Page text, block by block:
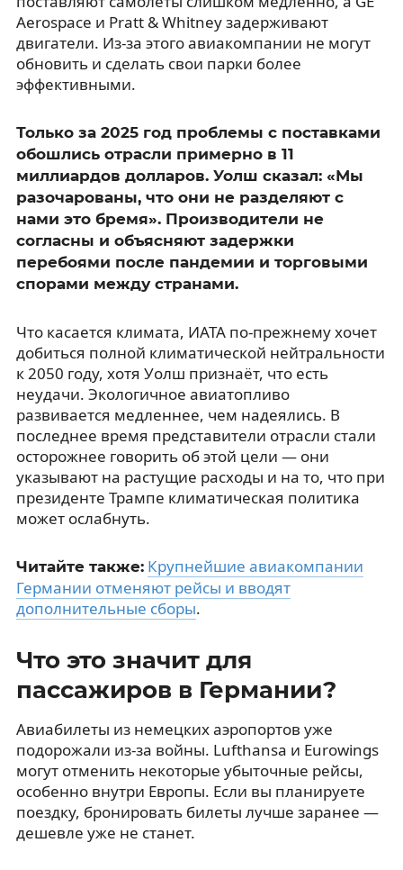
Aerospace и Pratt & Whitney задерживают
двигатели. Из-за этого авиакомпании не могут
обновить и сделать свои парки более
эффективными.
Только за 2025 год проблемы с поставками
обошлись отрасли примерно в 11
миллиардов долларов. Уолш сказал: «Мы
разочарованы, что они не разделяют с
нами это бремя». Производители не
согласны и объясняют задержки
перебоями после пандемии и торговыми
спорами между странами.
Что касается климата, ИАТА по-прежнему хочет
добиться полной климатической нейтральности
к 2050 году, хотя Уолш признаёт, что есть
неудачи. Экологичное авиатопливо
развивается медленнее, чем надеялись. В
последнее время представители отрасли стали
осторожнее говорить об этой цели — они
указывают на растущие расходы и на то, что при
президенте Трампе климатическая политика
может ослабнуть.
Читайте также: Крупнейшие авиакомпании
Германии отменяют рейсы и вводят
дополнительные сборы.
Что это значит для
пассажиров в Германии?
Авиабилеты из немецких аэропортов уже
подорожали из-за войны. Lufthansa и Eurowings
могут отменить некоторые убыточные рейсы,
особенно внутри Европы. Если вы планируете
поездку, бронировать билеты лучше заранее —
дешевле уже не станет.